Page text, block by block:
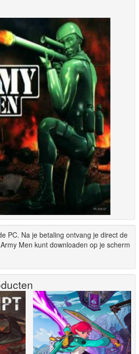
PC. Na je betaling ontvang je direct de
Men kunt downloaden op je scherm